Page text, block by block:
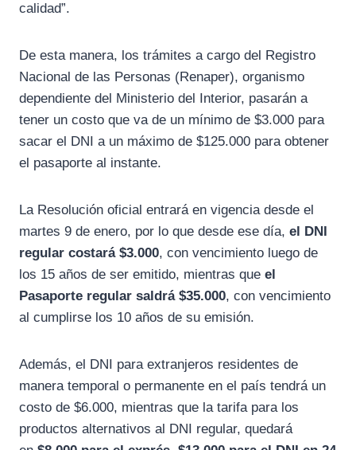
calidad”.
De esta manera, los trámites a cargo del Registro
Nacional de las Personas (Renaper), organismo
dependiente del Ministerio del Interior, pasarán a
tener un costo que va de un mínimo de $3.000 para
sacar el DNI a un máximo de $125.000 para obtener
el pasaporte al instante.
La Resolución oficial entrará en vigencia desde el
martes 9 de enero, por lo que desde ese día, el DNI
regular costará $3.000, con vencimiento luego de
los 15 años de ser emitido, mientras que el
Pasaporte regular saldrá $35.000, con vencimiento
al cumplirse los 10 años de su emisión.
Además, el DNI para extranjeros residentes de
manera temporal o permanente en el país tendrá un
costo de $6.000, mientras que la tarifa para los
productos alternativos al DNI regular, quedará